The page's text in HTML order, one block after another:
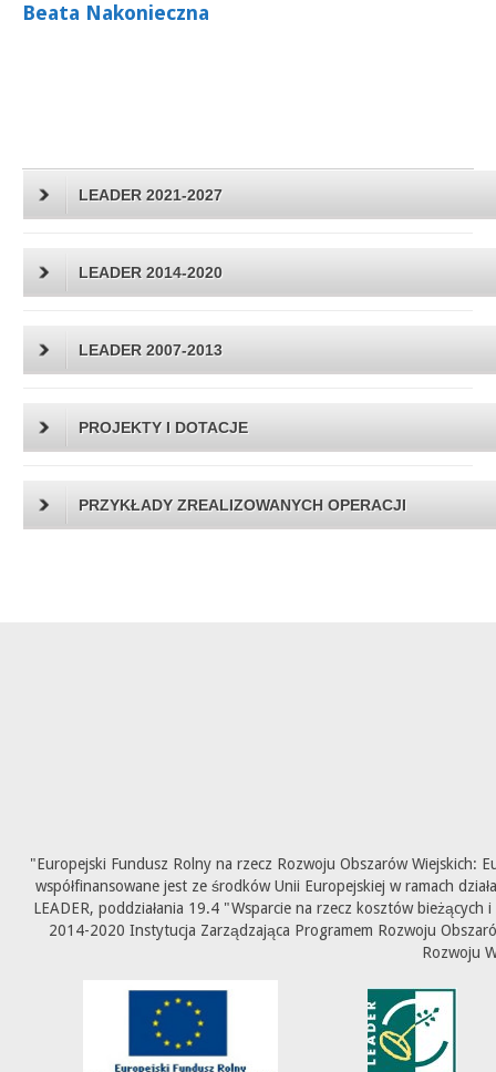
Beata Nakonieczna
LEADER 2021-2027
LEADER 2014-2020
LEADER 2007-2013
PROJEKTY I DOTACJE
PRZYKŁADY ZREALIZOWANYCH OPERACJI
"Europejski Fundusz Rolny na rzecz Rozwoju Obszarów Wiejskich:
współfinansowane jest ze środków Unii Europejskiej w ramach
LEADER, poddziałania 19.4 "Wsparcie na rzecz kosztów
2014-2020 Instytucja Zarządzająca Programem Rozwoju
Rozwoju